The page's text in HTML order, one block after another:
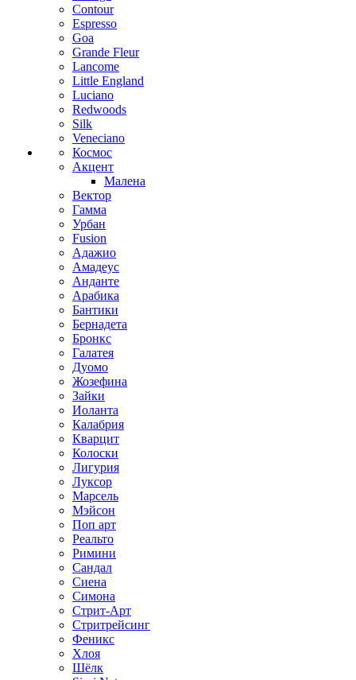
Contour
Espresso
Goa
Grande Fleur
Lancome
Little England
Luciano
Redwoods
Silk
Veneciano
Космос
Акцент
Малена
Вектор
Гамма
Урбан
Fusion
Адажио
Амадеус
Анданте
Арабика
Бантики
Бернадета
Бронкс
Галатея
Дуомо
Жозефина
Зайки
Иоланта
Калабрия
Кварцит
Колоски
Лигурия
Луксор
Марсель
Мэйсон
Поп арт
Реальто
Римини
Сандал
Сиена
Симона
Стрит-Арт
Стритрейсинг
Феникс
Хлоя
Шёлк